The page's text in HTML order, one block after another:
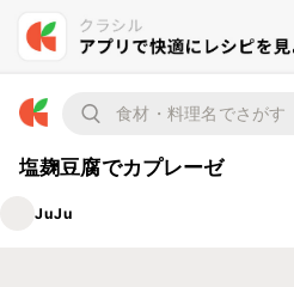
塩麹豆腐でカプレーゼ
JuJu